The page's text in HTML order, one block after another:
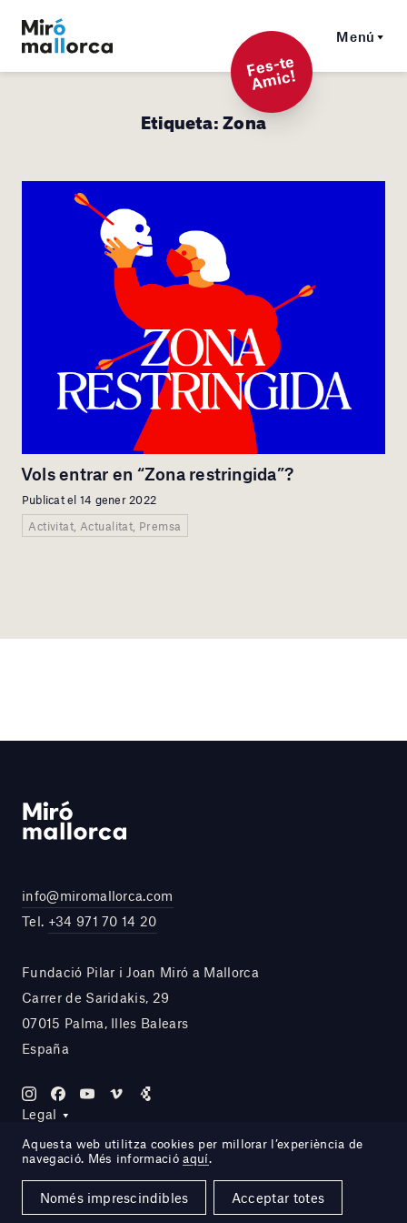
Menú
F
es-t
e
A
mi
c!
Etiqueta:Zona
Vols entrar en “Zona restringida”?
Publicat el 14 gener 2022
Activitat, Actualitat, Premsa
info@miromallorca.com
Tel. +34 971 70 14 20
Fundació Pilar i Joan Miró a Mallorca
Carrer de Saridakis, 29
07015 Palma, Illes Balears
España
Legal
Site by DOMO—A
Aquesta web utilitza cookies per millorar l’experiència de
navegació. Més informacióaquí.
Només imprescindibles Acceptar totes